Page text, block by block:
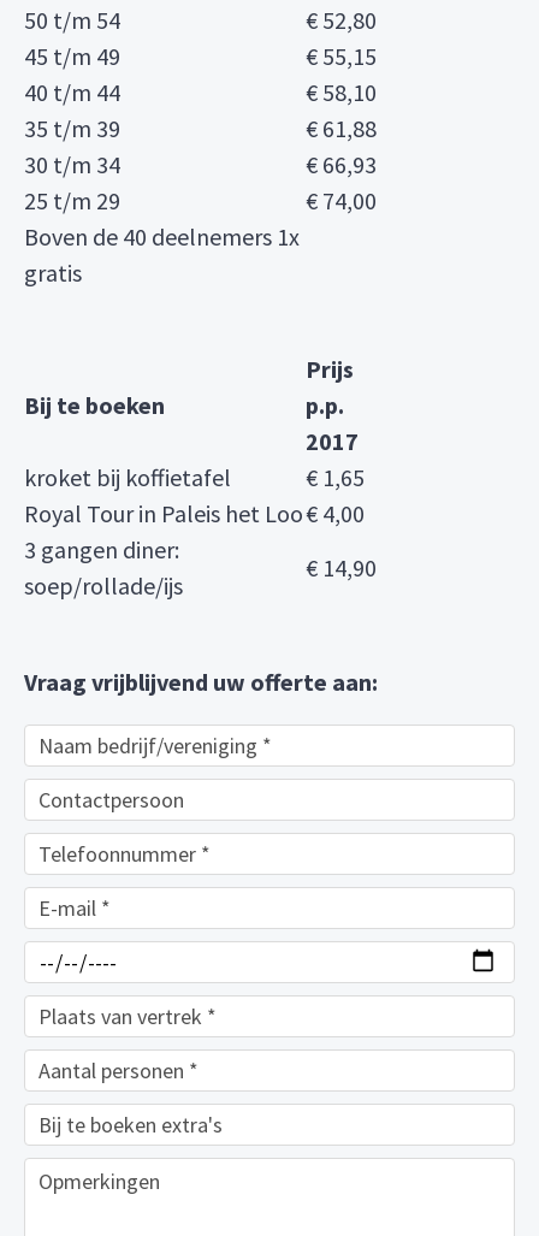
50 t/m 54
€ 52,80
45 t/m 49
€ 55,15
40 t/m 44
€ 58,10
35 t/m 39
€ 61,88
30 t/m 34
€ 66,93
25 t/m 29
€ 74,00
Boven de 40 deelnemers 1x
gratis
Bij te boeken
Prijs
p.p.
2017
kroket bij koffietafel
€ 1,65
Royal Tour in Paleis het Loo€ 4,00
3 gangen diner:
soep/rollade/ijs
€ 14,90
Vraag vrijblijvend uw offerte aan: